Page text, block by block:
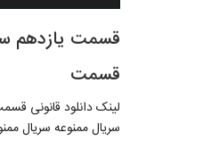
قسمت
لینک دانلود قانونی قسمت 11 یازدهم سریال ممنوعه نسخه خرید با کیفیت
سریال ممنوعه سریال